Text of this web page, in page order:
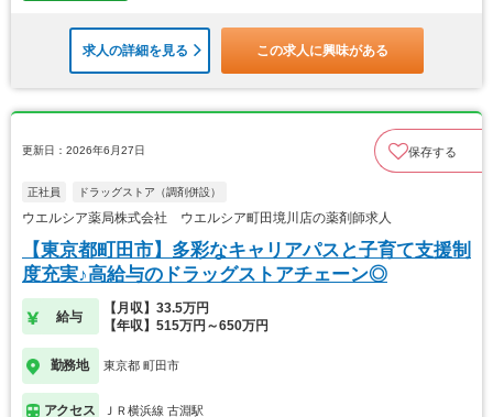
求人の詳細を見る この求人に興味がある
更新日：2026年6月27日 保存する
正社員 ドラッグストア（調剤併設）
ウエルシア薬局株式会社 ウエルシア町田境川店の薬剤師求人
【東京都町田市】多彩なキャリアパスと子育て支援制
度充実♪高給与のドラッグストアチェーン◎
給与
【月収】33.5万円
【年収】515万円～650万円
勤務地 東京都 町田市
アクセス ＪＲ横浜線 古淵駅